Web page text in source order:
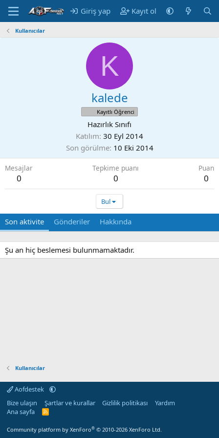
Giriş yap Kayıt ol
Kullanıcılar
K
kalede
Kayıtlı Öğrenci
Hazırlık Sınıfı
Katılım 30 Eyl 2014
Son görülme 10 Eki 2014
Mesajlar
0
Tepkime puanı
0
Puan
0
Bul
Son aktivite Gönderiler Hakkında
Şu an hiç beslemesi bulunmamaktadır.
Kullanıcılar
Aofdestek
Bize ulaşın
Şartlar ve kurallar Gizlilik politikası
Yardım
Ana sayfa
R
Community platform by XenForo® © 2010-2026 XenForo Ltd.